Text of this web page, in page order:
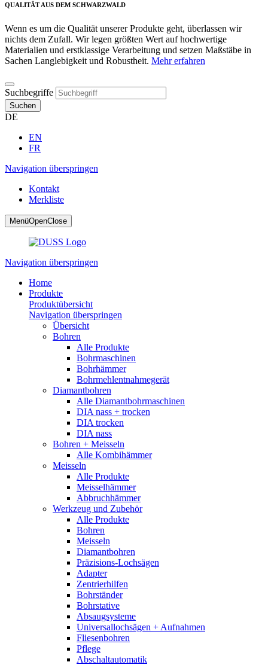
QUALITÄT AUS DEM SCHWARZWALD
Wenn es um die Qualität unserer Produkte geht, überlassen wir
nichts dem Zufall. Wir legen größten Wert auf hochwertige
Materialien und erstklassige Verarbeitung und setzen Maßstäbe in
Sachen Langlebigkeit und Robustheit. Mehr erfahren
Suchbegriffe
Suchen
DE
EN
FR
Navigation überspringen
Kontakt
Merkliste
MenüOpenClose
Navigation überspringen
Home
Produkte
Produktübersicht
Navigation überspringen
Übersicht
Bohren
Alle Produkte
Bohrmaschinen
Bohrhämmer
Bohrmehlentnahmegerät
Diamantbohren
Alle Diamantbohrmaschinen
DIA nass + trocken
DIA trocken
DIA nass
Bohren + Meisseln
Alle Kombihämmer
Meisseln
Alle Produkte
Meisselhämmer
Abbruchhämmer
Werkzeug und Zubehör
Alle Produkte
Bohren
Meisseln
Diamantbohren
Präzisions-Lochsägen
Adapter
Zentrierhilfen
Bohrständer
Bohrstative
Absaugsysteme
Universallochsägen + Aufnahmen
Fliesenbohren
Pflege
Abschaltautomatik